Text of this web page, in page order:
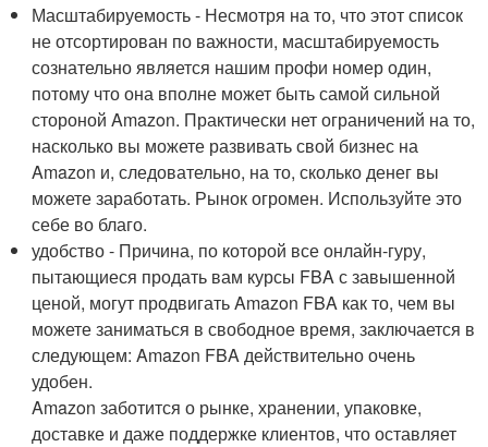
Масштабируемость - Несмотря на то, что этот список
не отсортирован по важности, масштабируемость
сознательно является нашим профи номер один,
потому что она вполне может быть самой сильной
стороной Amazon. Практически нет ограничений на то,
насколько вы можете развивать свой бизнес на
Amazon и, следовательно, на то, сколько денег вы
можете заработать. Рынок огромен. Используйте это
себе во благо.
удобство - Причина, по которой все онлайн-гуру,
пытающиеся продать вам курсы FBA с завышенной
ценой, могут продвигать Amazon FBA как то, чем вы
можете заниматься в свободное время, заключается в
следующем: Amazon FBA действительно очень
удобен.
Amazon заботится о рынке, хранении, упаковке,
доставке и даже поддержке клиентов, что оставляет